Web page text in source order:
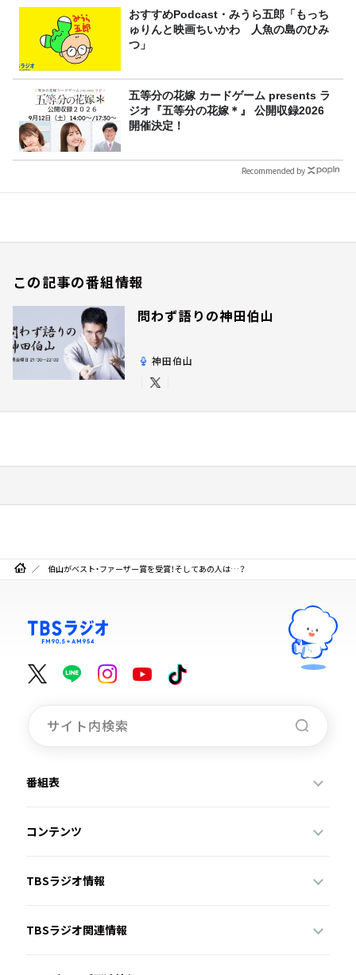
おすすめPodcast・みうら五郎「もっち
ゅりんと映画ちいかわ 人魚の島のひみ
つ」
五等分の花嫁 カードゲーム presents ラ
ジオ『五等分の花嫁＊』 公開収録2026
開催決定！
Recommended by
この記事の番組情報
問わず語りの神田伯山
神田伯山
伯山がベスト・ファーザー賞を受賞！そしてあの人は…？
番組表
コンテンツ
TBSラジオ情報
TBSラジオ関連情報